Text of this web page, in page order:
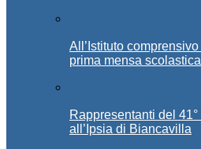
All’Istituto
prima mensa scolastica
Rappresentanti del
all’Ipsia di Biancavilla